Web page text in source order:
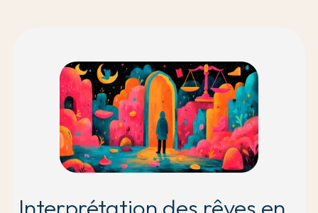
Interprétation des rêves en